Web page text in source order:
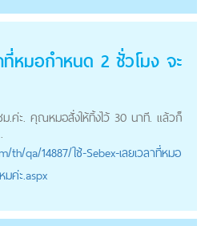
ที่หมอกำหนด 2 ชั่วโมง จะ
ม.ค่ะ. คุณหมอสั่งให้ทิ้งไว้ 30 นาที. แล้วก็
/th/qa/14887/ใช้-Sebex-เลยเวลาที่หมอ
มค่ะ.aspx